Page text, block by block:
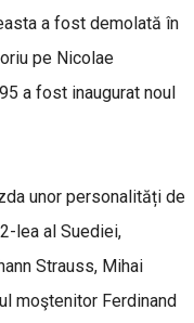
a fost demolată în
pe Nicolae
a fost inaugurat noul
unor personalități de
lea al Suediei,
Strauss, Mihai
moştenitor Ferdinand